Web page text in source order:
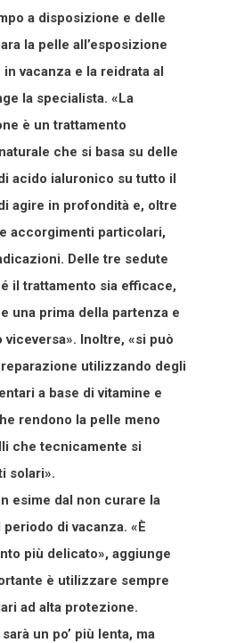
a disposizione e delle
la pelle all’esposizione
vacanza e la reidrata al
la specialista. «La
è un trattamento
che si basa su delle
acido ialuronico su tutto il
agire in profondità e, oltre
accorgimenti particolari,
Delle tre sedute
il trattamento sia efficace,
una prima della partenza e
viceversa». Inoltre, «si può
utilizzando degli
a base di vitamine e
rendono la pelle meno
che tecnicamente si
solari».
esime dal non curare la
di vacanza. «È
più delicato», aggiunge
è utilizzare sempre
ad alta protezione.
un po’ più lenta, ma